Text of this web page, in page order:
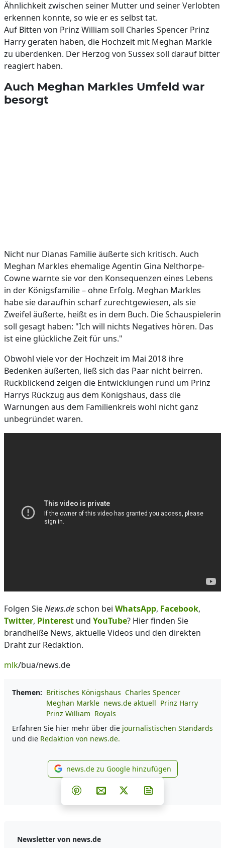
Ähnlichkeit zwischen seiner Mutter und seiner Verlobten
erkennen konnte, so wie er es selbst tat.
Auf Bitten von Prinz William soll Charles Spencer Prinz
Harry geraten haben, die Hochzeit mit Meghan Markle
zu überdenken. Der Herzog von Sussex soll darauf bitter
reagiert haben.
Auch Meghan Markles Umfeld war
besorgt
Nicht nur Dianas Familie äußerte sich kritisch. Auch
Meghan Markles ehemalige Agentin Gina Nelthorpe-
Cowne warnte sie vor den Konsequenzen eines Lebens
in der Königsfamilie – ohne Erfolg. Meghan Markles
habe sie daraufhin scharf zurechtgewiesen, als sie
Zweifel äußerte, heißt es in dem Buch. Die Schauspielerin
soll gesagt haben: "Ich will nichts Negatives hören. Das
ist eine glückliche Zeit für uns."
Obwohl viele vor der Hochzeit im Mai 2018 ihre
Bedenken äußerten, ließ sich das Paar nicht beirren.
Rückblickend zeigen die Entwicklungen rund um Prinz
Harrys Rückzug aus dem Königshaus, dass die
Warnungen aus dem Familienkreis wohl nicht ganz
unbegründet waren.
Folgen SieNews.deschon bei WhatsApp, Facebook,
Twitter, Pinterest und YouTube? Hier finden Sie
brandheiße News, aktuelle Videos und den direkten
Draht zur Redaktion.
mlk/bua/news.de
Themen: Britisches Königshaus Charles Spencer
Meghan Markle news.de aktuell Prinz Harry
Prinz William Royals
Erfahren Sie hier mehr über die journalistischen Standards
und die Redaktion von news.de.
news.de zu Google
news.de zu Google hinzufügen
Teilen auf Facebook
Teilen auf Whatsapp
Teilen auf Telegram
Teilen auf Pinterest
Per E-Mail teilen
Post auf X
Newsletter von news.de